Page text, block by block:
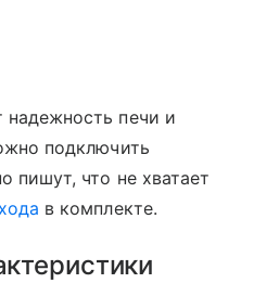
надежность печи и
подключить
пишут, что не хватает
в комплекте.